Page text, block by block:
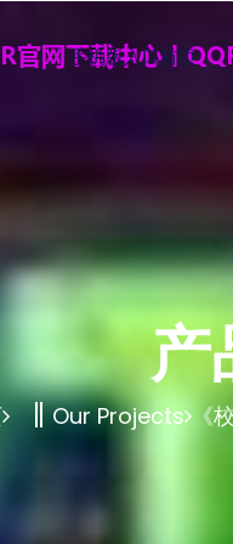
手机版入口首页
产
Our Projects 《